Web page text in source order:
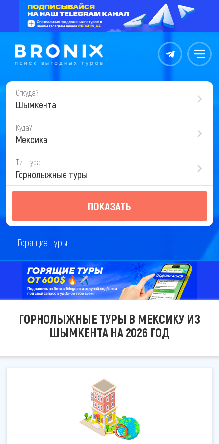
Контакты Меню
Откуда?
Шымкента
Куда?
Мексика
Тип тура
Горнолыжные туры
ПОКАЗАТЬ
Горящие туры
ГОРНОЛЫЖНЫЕ ТУРЫ В МЕКСИКУ ИЗ
ШЫМКЕНТА НА 2026 ГОД